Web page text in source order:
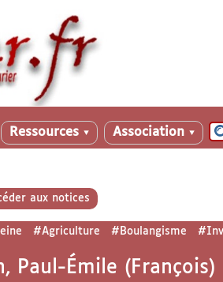
Ressources ▼ Association ▼
aux notices
#Agriculture #Boulangisme
Paul-Émile (François)